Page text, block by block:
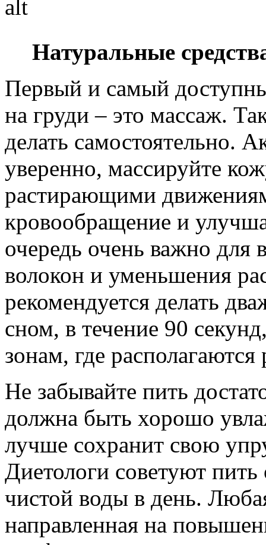
Натуральные
Первый и самый
на груди – это массаж.
делать самостоятельно.
уверенно, массируйте
растирающими
кровообращение и
очередь очень важно для
волокон и уменьшения
рекомендуется делать
сном, в течение 90
зонам, где располагаются
Не забывайте пить
должна быть хорошо
лучше сохранит свою
Диетологи советуют
чистой воды в день.
направленная на